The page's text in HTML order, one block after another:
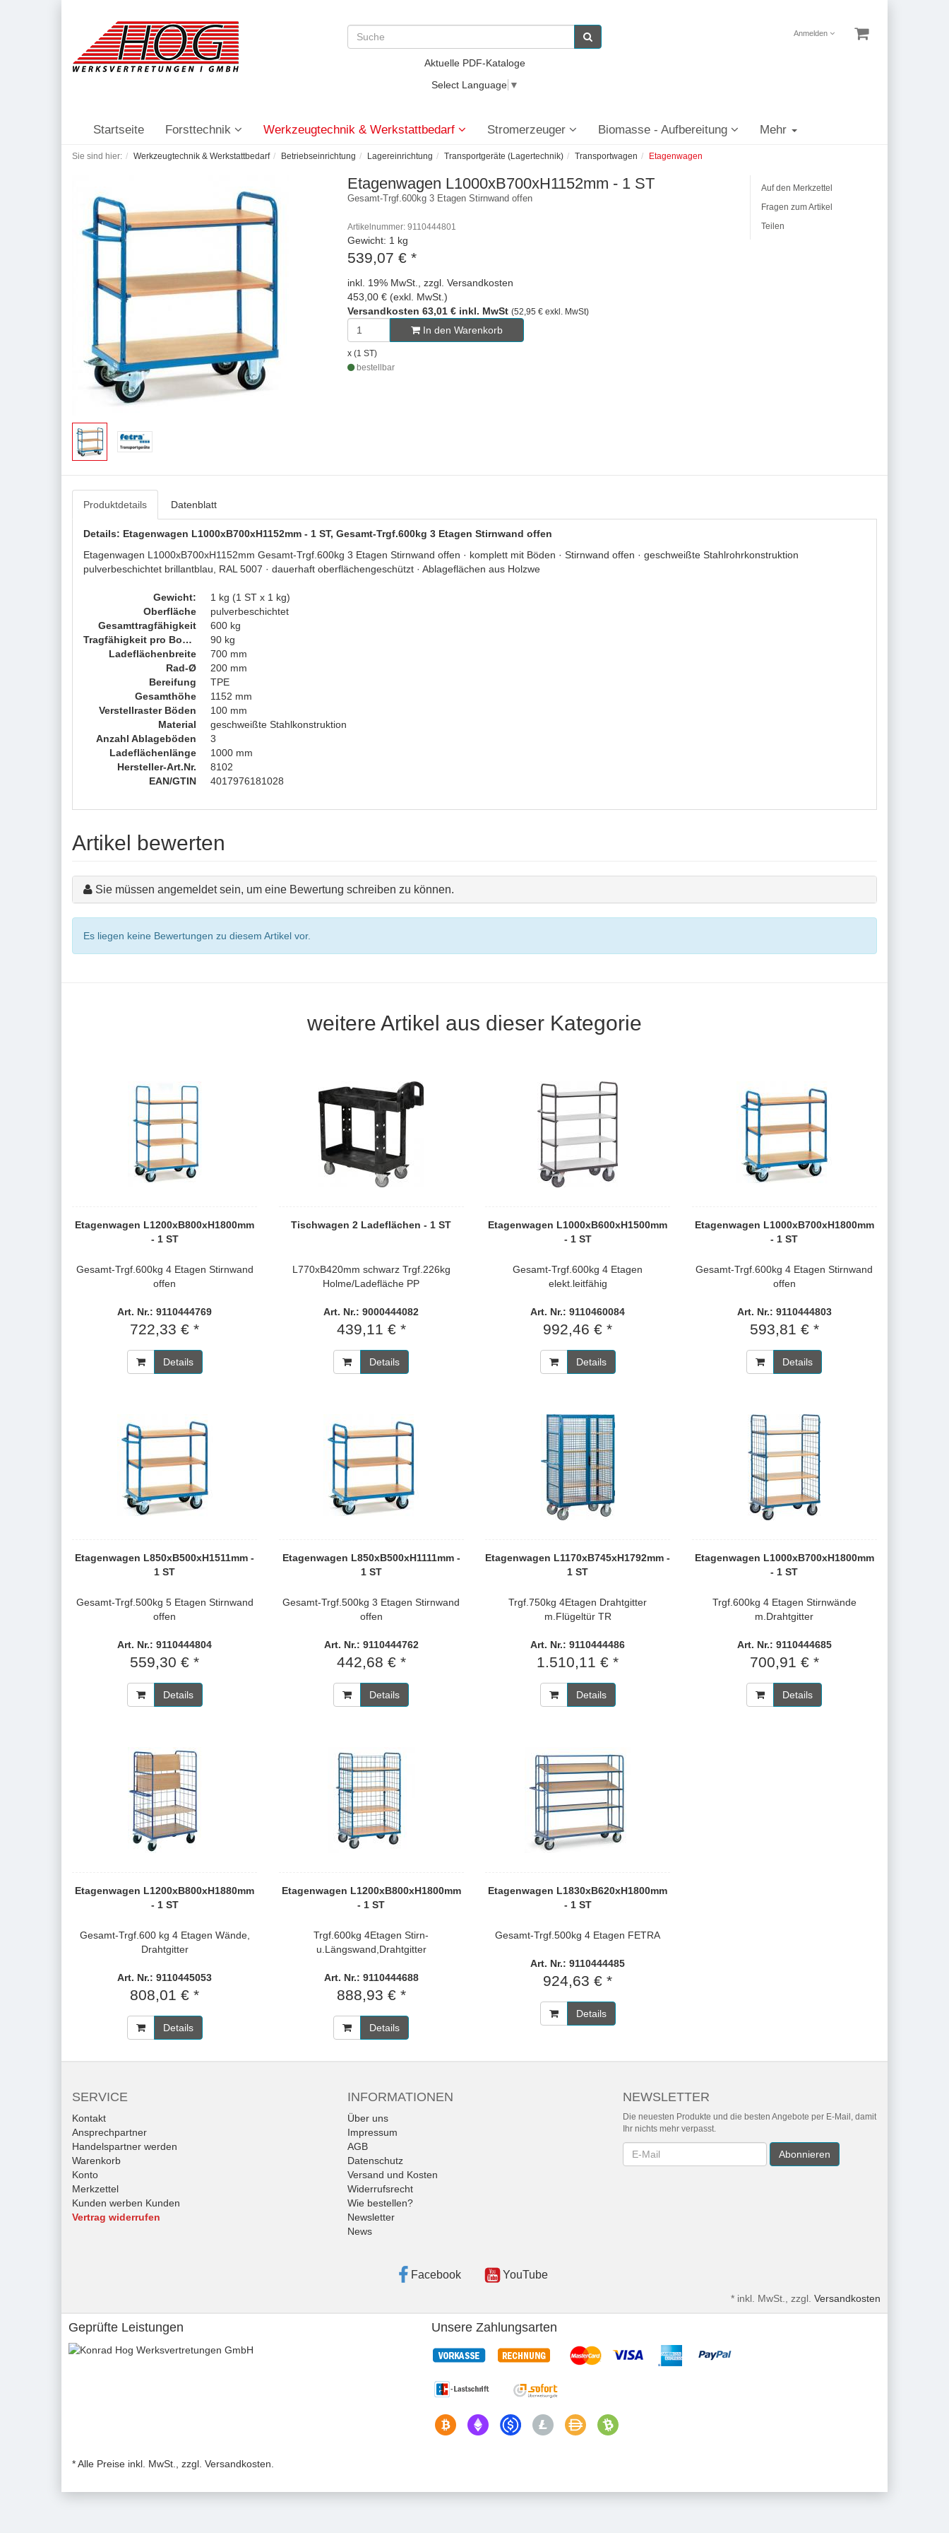
Anmelden
Aktuelle PDF-Kataloge
Select Language ▼
Startseite Forsttechnik Werkzeugtechnik & Werkstattbedarf Stromerzeuger Biomasse - Aufbereitung Mehr
Sie sind hier: Werkzeugtechnik & Werkstattbedarf Betriebseinrichtung Lagereinrichtung Transportgeräte (Lagertechnik) Transportwagen Etagenwagen
Etagenwagen L1000xB700xH1152mm - 1 ST
Gesamt-Trgf.600kg 3 Etagen Stirnwand offen
Artikelnummer: 9110444801
Gewicht: 1 kg
539,07 € *
inkl. 19% MwSt., zzgl. Versandkosten
453,00 € (exkl. MwSt.)
Versandkosten 63,01 € inkl. MwSt (52,95 € exkl. MwSt)
In den Warenkorb
x (1 ST)
bestellbar
Auf den Merkzettel
Fragen zum Artikel
Teilen
Produktdetails Datenblatt
Details: Etagenwagen L1000xB700xH1152mm - 1 ST, Gesamt-Trgf.600kg 3 Etagen Stirnwand offen
Etagenwagen L1000xB700xH1152mm Gesamt-Trgf.600kg 3 Etagen Stirnwand offen · komplett mit Böden · Stirnwand offen · geschweißte Stahlrohrkonstruktion
pulverbeschichtet brillantblau, RAL 5007 · dauerhaft oberflächengeschützt · Ablageflächen aus Holzwe
Gewicht:
1 kg (1 ST x 1 kg)
Oberfläche
pulverbeschichtet
Gesamttragfähigkeit
600 kg
Tragfähigkeit pro Boden
90 kg
Ladeflächenbreite
700 mm
Rad-Ø
200 mm
Bereifung
TPE
Gesamthöhe
1152 mm
Verstellraster Böden
100 mm
Material
geschweißte Stahlkonstruktion
Anzahl Ablageböden
3
Ladeflächenlänge
1000 mm
Hersteller-Art.Nr.
8102
EAN/GTIN
4017976181028
Artikel bewerten
Sie müssen angemeldet sein, um eine Bewertung schreiben zu können.
Es liegen keine Bewertungen zu diesem Artikel vor.
weitere Artikel aus dieser Kategorie
Etagenwagen L1200xB800xH1800mm
- 1 ST
Gesamt-Trgf.600kg 4 Etagen Stirnwand
offen
Art. Nr.: 9110444769
722,33 € *
Details
Tischwagen 2 Ladeflächen - 1 ST
L770xB420mm schwarz Trgf.226kg
Holme/Ladefläche PP
Art. Nr.: 9000444082
439,11 € *
Details
Etagenwagen L1000xB600xH1500mm
- 1 ST
Gesamt-Trgf.600kg 4 Etagen
elekt.leitfähig
Art. Nr.: 9110460084
992,46 € *
Details
Etagenwagen L1000xB700xH1800mm
- 1 ST
Gesamt-Trgf.600kg 4 Etagen Stirnwand
offen
Art. Nr.: 9110444803
593,81 € *
Details
Etagenwagen L850xB500xH1511mm -
1 ST
Gesamt-Trgf.500kg 5 Etagen Stirnwand
offen
Art. Nr.: 9110444804
559,30 € *
Details
Etagenwagen L850xB500xH1111mm -
1 ST
Gesamt-Trgf.500kg 3 Etagen Stirnwand
offen
Art. Nr.: 9110444762
442,68 € *
Details
Etagenwagen L1170xB745xH1792mm -
1 ST
Trgf.750kg 4Etagen Drahtgitter
m.Flügeltür TR
Art. Nr.: 9110444486
1.510,11 € *
Details
Etagenwagen L1000xB700xH1800mm
- 1 ST
Trgf.600kg 4 Etagen Stirnwände
m.Drahtgitter
Art. Nr.: 9110444685
700,91 € *
Details
Etagenwagen L1200xB800xH1880mm
- 1 ST
Gesamt-Trgf.600 kg 4 Etagen Wände,
Drahtgitter
Art. Nr.: 9110445053
808,01 € *
Details
Etagenwagen L1200xB800xH1800mm
- 1 ST
Trgf.600kg 4Etagen Stirn-
u.Längswand,Drahtgitter
Art. Nr.: 9110444688
888,93 € *
Details
Etagenwagen L1830xB620xH1800mm
- 1 ST
Gesamt-Trgf.500kg 4 Etagen FETRA
Art. Nr.: 9110444485
924,63 € *
Details
SERVICE
Kontakt
Ansprechpartner
Handelspartner werden
Warenkorb
Konto
Merkzettel
Kunden werben Kunden
Vertrag widerrufen
INFORMATIONEN
Über uns
Impressum
AGB
Datenschutz
Versand und Kosten
Widerrufsrecht
Wie bestellen?
Newsletter
News
NEWSLETTER
Die neuesten Produkte und die besten Angebote per E-Mail, damit
Ihr nichts mehr verpasst.
Newsletter Abonnieren
Facebook YouTube
* inkl. MwSt., zzgl. Versandkosten
Geprüfte Leistungen Unsere Zahlungsarten
* Alle Preise inkl. MwSt., zzgl. Versandkosten.